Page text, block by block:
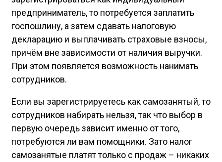
предприниматель, то потребуется заплатить
госпошлину, а затем сдавать налоговую
декларацию и выплачивать страховые взносы,
причём вне зависимости от наличия выручки.
При этом появляется возможность нанимать
сотрудников.
Если вы зарегистрируетесь как самозанятый, то
сотрудников набирать нельзя, так что выбор в
первую очередь зависит именно от того,
потребуются ли вам помощники. Зато налог
самозанятые платят только с продаж – никаких